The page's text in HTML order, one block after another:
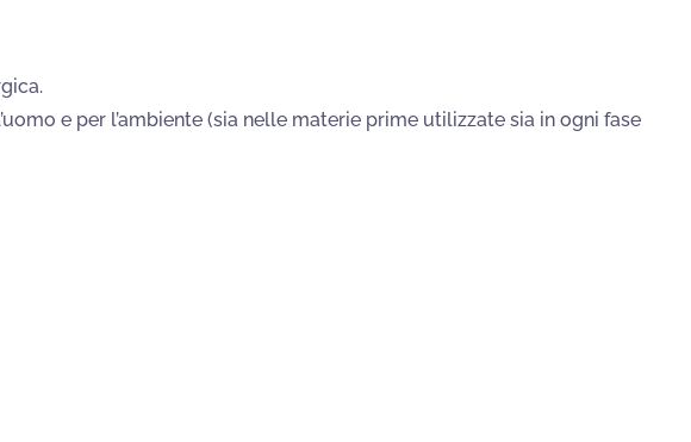
e per l’ambiente (sia nelle materie prime utilizzate sia in ogni fase